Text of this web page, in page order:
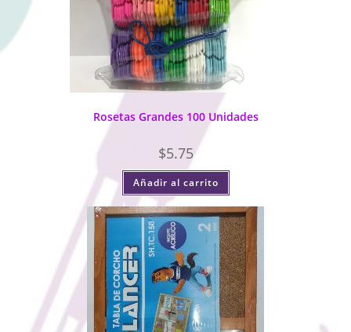
Rosetas Grandes 100 Unidades
$5.75
Añadir al carrito